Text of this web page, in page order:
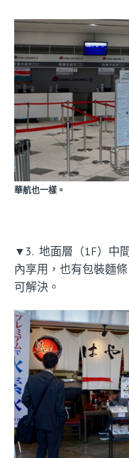
華航也一樣。
▼3. 地面層（1F）中
內享用，也有包裝麵
可解決。